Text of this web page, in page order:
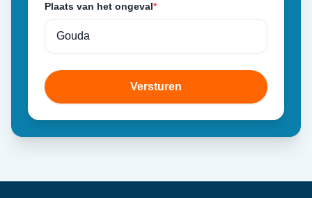
Plaats van het ongeval*
Versturen